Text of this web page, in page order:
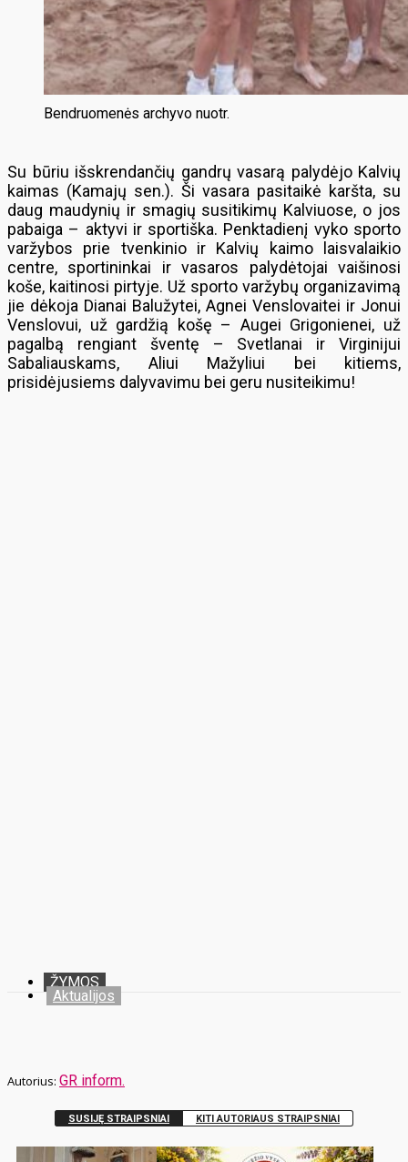
Bendruomenės archyvo nuotr.
Su būriu išskrendančių gandrų vasarą palydėjo Kalvių
kaimas (Kamajų sen.). Ši vasara pasitaikė karšta, su
daug maudynių ir smagių susitikimų Kalviuose, o jos
pabaiga – aktyvi ir sportiška. Penktadienį vyko sporto
varžybos prie tvenkinio ir Kalvių kaimo laisvalaikio
centre, sportininkai ir vasaros palydėtojai vaišinosi
koše, kaitinosi pirtyje. Už sporto varžybų organizavimą
jie dėkoja Dianai Balužytei, Agnei Venslovaitei ir Jonui
Venslovui, už gardžią košę – Augei Grigonienei, už
pagalbą rengiant šventę – Svetlanai ir Virginijui
Sabaliauskams, Aliui Mažyliui bei kitiems,
prisidėjusiems dalyvavimu bei geru nusiteikimu!
ŽYMOS
Aktualijos
GR inform.
SUSIJĘ STRAIPSNIAI KITI AUTORIAUS STRAIPSNIAI